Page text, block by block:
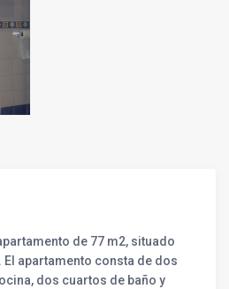
de 77 m2, situado
El apartamento consta de dos
dos cuartos de baño y